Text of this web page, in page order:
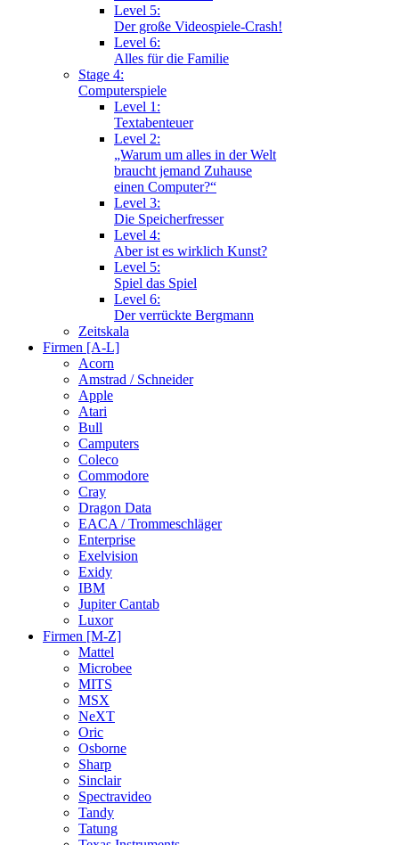
Level 5:
Der große Videospiele-Crash!
Level 6:
Alles für die Familie
Stage 4:
Computerspiele
Level 1:
Textabenteuer
Level 2:
„Warum um alles in der Welt
braucht jemand Zuhause
einen Computer?“
Level 3:
Die Speicherfresser
Level 4:
Aber ist es wirklich Kunst?
Level 5:
Spiel das Spiel
Level 6:
Der verrückte Bergmann
Zeitskala
Firmen [A-L]
Acorn
Amstrad / Schneider
Apple
Atari
Bull
Camputers
Coleco
Commodore
Cray
Dragon Data
EACA / Trommeschläger
Enterprise
Exelvision
Exidy
IBM
Jupiter Cantab
Luxor
Firmen [M-Z]
Mattel
Microbee
MITS
MSX
NeXT
Oric
Osborne
Sharp
Sinclair
Spectravideo
Tandy
Tatung